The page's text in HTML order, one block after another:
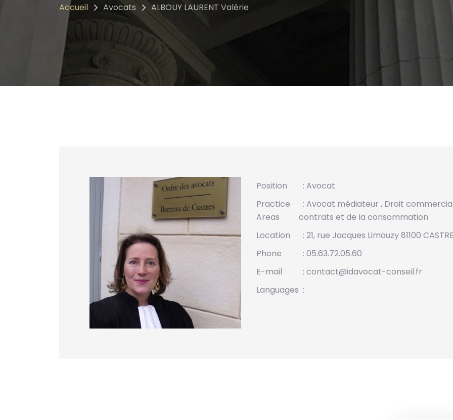
Accueil Avocats ALBOUY LAURENT Valérie
Position
: Avocat
Practice
Areas
: Avocat médiateur , Droit
contrats et de la consommation
Location
: 21, rue Jacques Limouzy 81100
Phone
: 05.63.72.05.60
E-mail
: contact@idavocat-conseil.fr
Languages :